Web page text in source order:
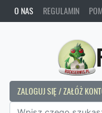
O NAS REGULAMIN
ZALOGUJ SIĘ / ZAŁÓŻ